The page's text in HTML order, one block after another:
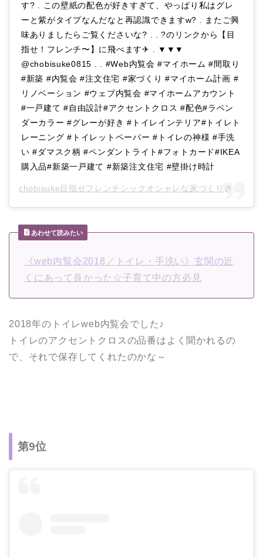
す? . この壁紙の配色が好きすぎて、やっぱり私はグレ
ーと紫がタイプなんだなと再認識できますw? . またご興
味ありましたらご覧くださいな? . . ?のリンクから【目
指せ！フレンチ〜】に飛べます✈︎ . ▼▼▼
@chobisuke0815 . . #Web内覧会 #マイホーム #間取り
#新築 #内覧会 #注文住宅 #家づくり #マイホーム計画 #
リノベーション #ウェブ内覧会 #マイホームアカウント
#一戸建て #自由設計#アクセントクロス #配色#ラベン
ダーカラー #グレーが好き #トイレインテリア#トイレト
レーニング #トイレットペーパー #トイレの神様 #手洗
い #ダマスク柄 #ペンダントライト#フォトカード#IKEA
購入品#新築一戸建て #新築注文住宅 #壁掛け時計
chobisuke目指せフレンチシックオシャレな家づくり さん(@chobisuke0815)がシェアした投稿 –
あわせて読みたい
《web内覧会2018／トイレ・手洗い》玄関の近
くにあって良かった☆子育て中の方必見
2018年のトイレweb内覧会でした♪
トイレのアクセントクロスの品番はよく聞かれるの
で、それで保存してくれたのかな～
第9位